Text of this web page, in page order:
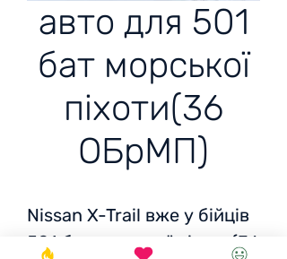
авто для 501
бат морської
піхоти(36
ОБрМП)
Nissan X-Trail вже у бійців
501 бат морської піхоти(36